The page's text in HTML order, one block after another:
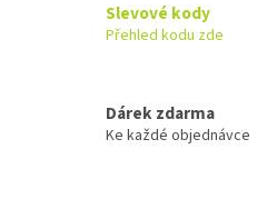
y
Slevové kody
Přehled kodu zde
Dárek zdarma
Ke každé objednávce